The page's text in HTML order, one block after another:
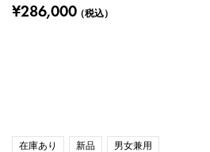
¥286,000（税込）
在庫あり 新品 男女兼用